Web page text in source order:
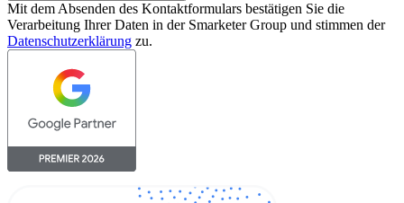
Mit dem Absenden des Kontaktformulars bestätigen Sie die
Verarbeitung Ihrer Daten in der Smarketer Group und stimmen der
Datenschutzerklärung zu.